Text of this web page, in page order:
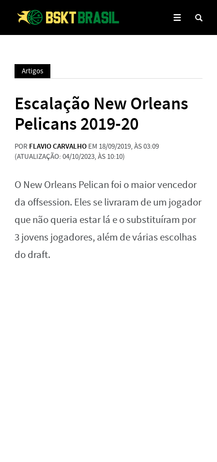
Artigos
Escalação New Orleans
Pelicans 2019-20
POR FLAVIO CARVALHO EM 18/09/2019, ÀS 03:09
(ATUALIZAÇÃO: 04/10/2023, ÀS 10:10)
O New Orleans Pelican foi o maior vencedor
da offsession. Eles se livraram de um jogador
que não queria estar lá e o substituíram por
3 jovens jogadores, além de várias escolhas
do draft.